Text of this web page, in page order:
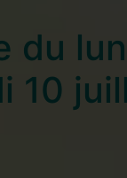
du
10